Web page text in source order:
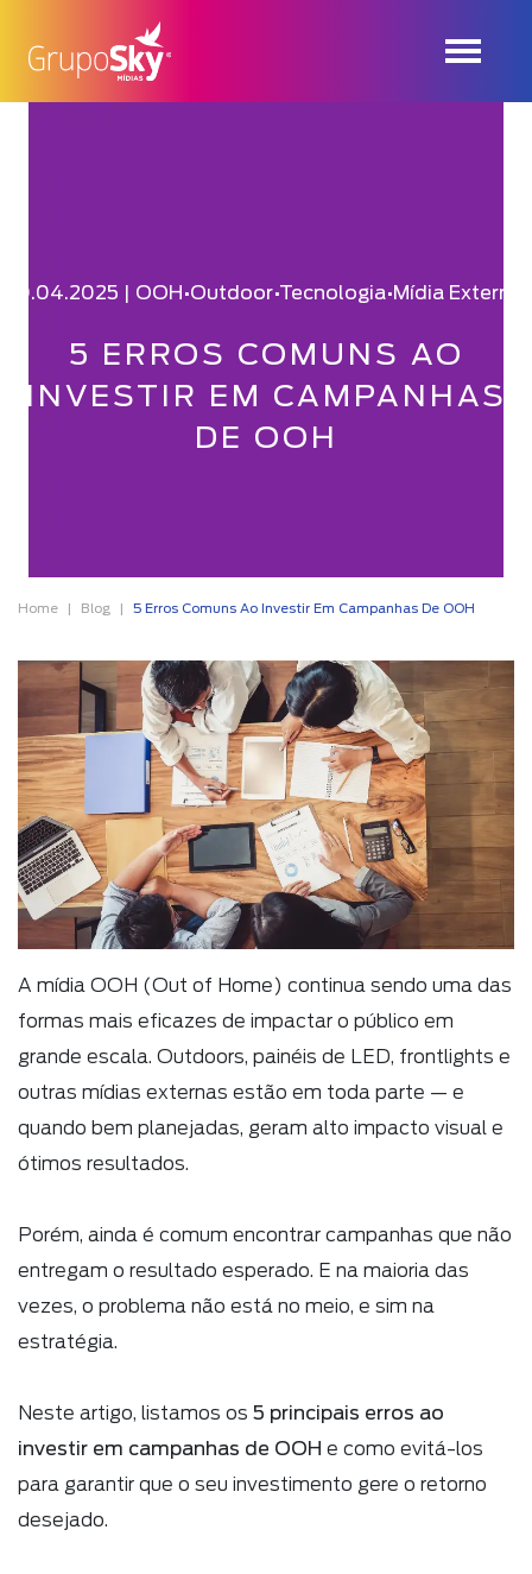
10.04.2025 | OOH•Outdoor•Tecnologia•Mídia Externa
5 ERROS COMUNS AO
INVESTIR EM CAMPANHAS
DE OOH
Home Blog 5 Erros Comuns Ao Investir Em Campanhas De OOH
A mídia OOH (Out of Home) continua sendo uma das
formas mais eficazes de impactar o público em
grande escala. Outdoors, painéis de LED, frontlights e
outras mídias externas estão em toda parte — e
quando bem planejadas, geram alto impacto visual e
ótimos resultados.
Porém, ainda é comum encontrar campanhas que não
entregam o resultado esperado. E na maioria das
vezes, o problema não está no meio, e sim na
estratégia.
Neste artigo, listamos os 5 principais erros ao
investir em campanhas de OOH e como evitá-los
para garantir que o seu investimento gere o retorno
desejado.